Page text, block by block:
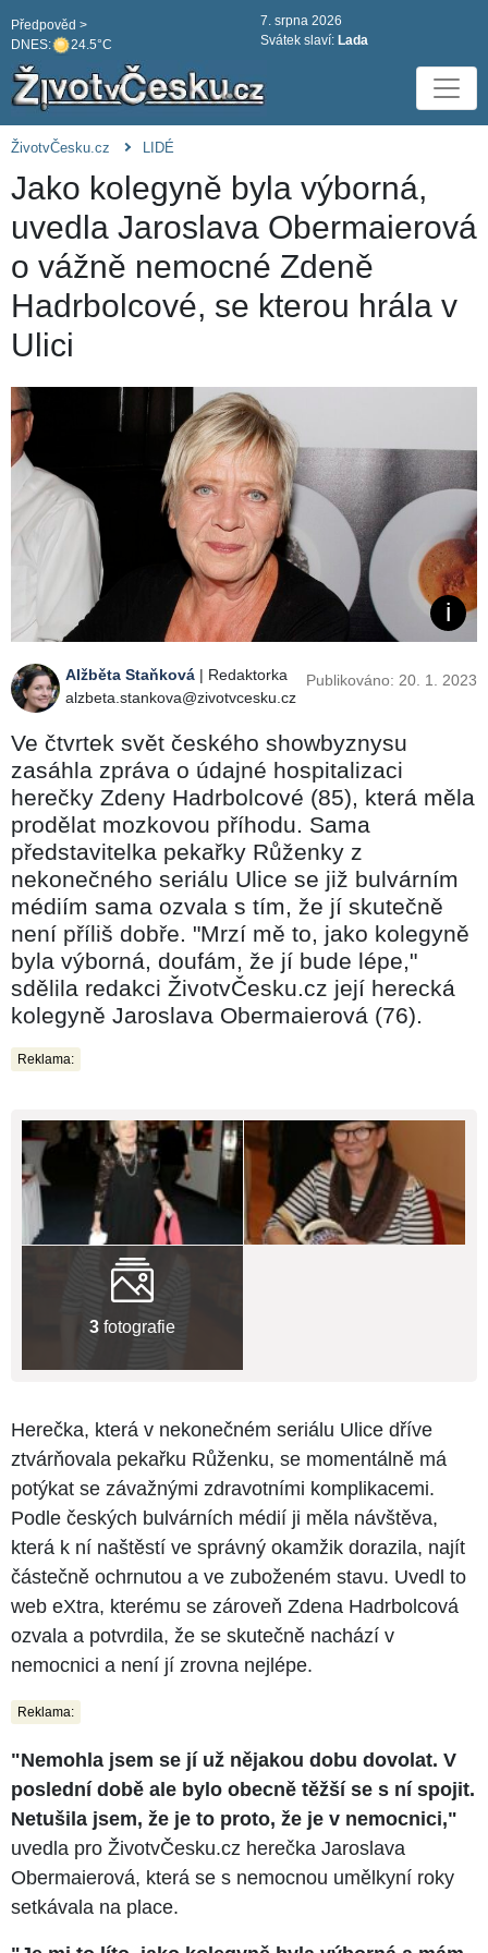
DNES: 24.5°C
Předpověd >
7. srpna 2026
Svátek slaví: Lada
ŽivotvČesku.cz LIDÉ
Jako kolegyně byla výborná,
uvedla Jaroslava Obermaierová
o vážně nemocné Zdeně
Hadrbolcové, se kterou hrála v
Ulici
Alžběta Staňková | Redaktorka
alzbeta.stankova@zivotvcesku.cz
Publikováno: 20. 1. 2023
Ve čtvrtek svět českého showbyznysu
zasáhla zpráva o údajné hospitalizaci
herečky Zdeny Hadrbolcové (85), která měla
prodělat mozkovou příhodu. Sama
představitelka pekařky Růženky z
nekonečného seriálu Ulice se již bulvárním
médiím sama ozvala s tím, že jí skutečně
není příliš dobře. "Mrzí mě to, jako kolegyně
byla výborná, doufám, že jí bude lépe,"
sdělila redakci ŽivotvČesku.cz její herecká
kolegyně Jaroslava Obermaierová (76).
Reklama:
3 fotografie
Herečka, která v nekonečném seriálu Ulice dříve
ztvárňovala pekařku Růženku, se momentálně má
potýkat se závažnými zdravotními komplikacemi.
Podle českých bulvárních médií ji měla návštěva,
která k ní naštěstí ve správný okamžik dorazila, najít
částečně ochrnutou a ve zuboženém stavu. Uvedl to
web eXtra, kterému se zároveň Zdena Hadrbolcová
ozvala a potvrdila, že se skutečně nachází v
nemocnici a není jí zrovna nejlépe.
Reklama:
"Nemohla jsem se jí už nějakou dobu dovolat. V
poslední době ale bylo obecně těžší se s ní spojit.
Netušila jsem, že je to proto, že je v nemocnici,"
uvedla pro ŽivotvČesku.cz herečka Jaroslava
Obermaierová, která se s nemocnou umělkyní roky
setkávala na place.